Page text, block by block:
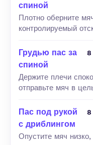
спиной
Плотно оберните
контролируемый
Грудью пас за
спиной
8
Держите плечи
отправьте мяч в
Пас под рукой
с дриблингом
8
Опустите мяч